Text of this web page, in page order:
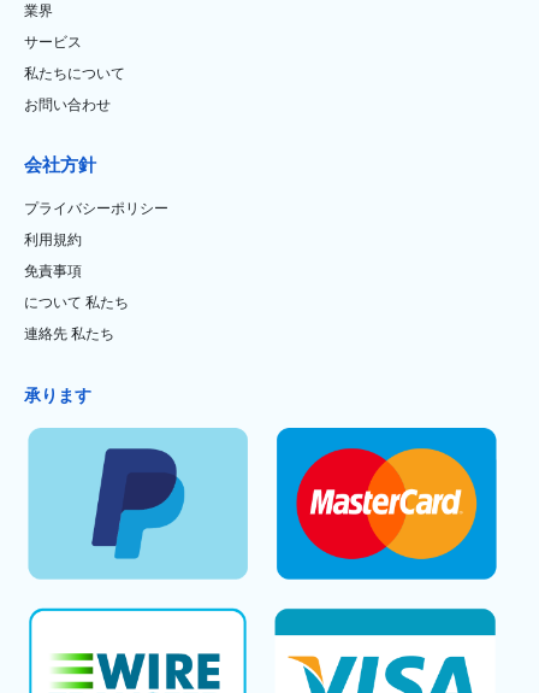
業界
サービス
私たちについて
お問い合わせ
会社方針
プライバシーポリシー
利用規約
免責事項
について 私たち
連絡先 私たち
承ります